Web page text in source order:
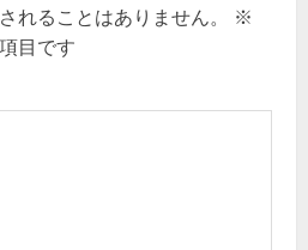
れることはありません。
※
目です